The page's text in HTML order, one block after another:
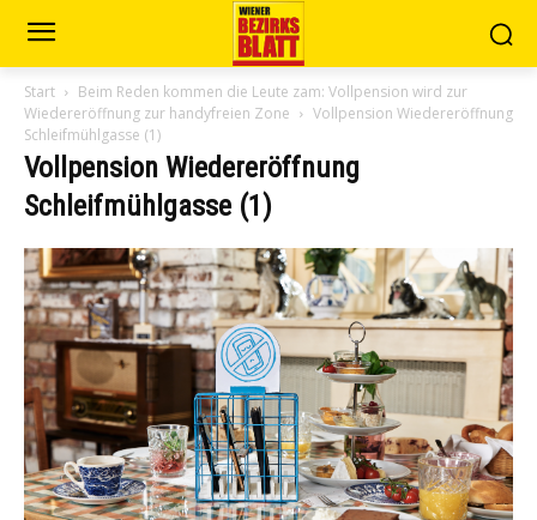
Start
Beim Reden kommen die Leute zam: Vollpension wird zur
Wiedereröffnung zur handyfreien Zone
Vollpension Wiedereröffnung
Schleifmühlgasse (1)
Vollpension Wiedereröffnung
Schleifmühlgasse (1)